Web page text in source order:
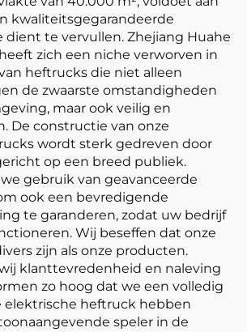
kwaliteitsgegarandeerde
dient te vervullen. Zhejiang Huahe
zich een niche verworven in
heftrucks die niet alleen
de zwaarste omstandigheden
maar ook veilig en
De constructie van onze
wordt sterk gedreven door
op een breed publiek.
gebruik van geavanceerde
ook een bevredigende
te garanderen, zodat uw bedrijf
Wij beseffen dat onze
zijn als onze producten.
klanttevredenheid en naleving
zo hoog dat we een volledig
elektrische heftruck hebben
speler in de